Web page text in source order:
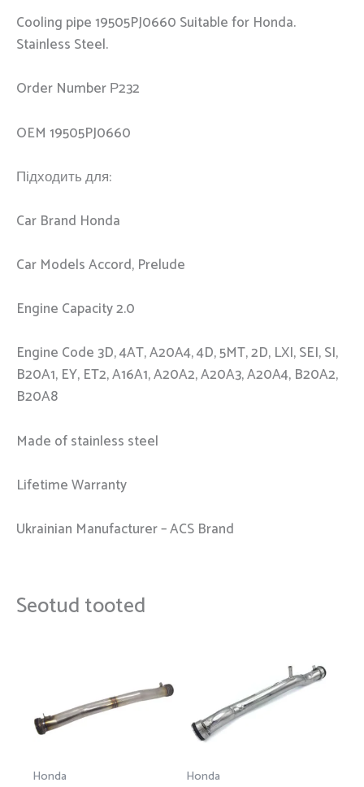
Cooling pipe 19505PJ0660 Suitable for Honda.
Stainless Steel.
Order Number Р232
OEM 19505PJ0660
Підходить для:
Car Brand Honda
Car Models Accord, Prelude
Engine Capacity 2.0
Engine Code 3D, 4AT, A20A4, 4D, 5MT, 2D, LXI, SEI, SI,
B20A1, EY, ET2, A16A1, A20A2, A20A3, A20A4, B20A2,
B20A8
Made of stainless steel
Lifetime Warranty
Ukrainian Manufacturer – ACS Brand
Seotud tooted
Honda Honda